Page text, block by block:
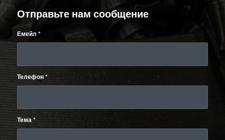
Отправьте нам сообщение
Емейл *
Телефон*
Тема*